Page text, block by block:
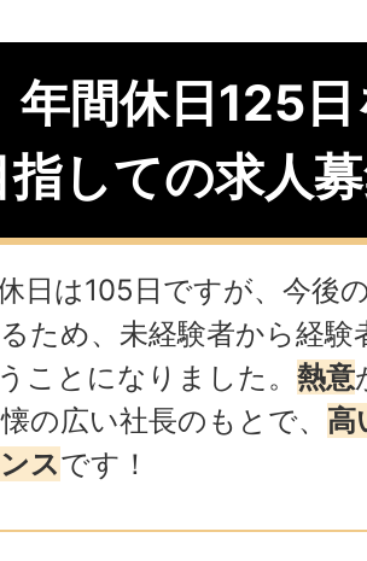
年間休日125日
指しての求人
日は105日ですが、今後
ため、未経験者から経験
ことになりました。 熱意
の広い社長のもとで、 高
スです！